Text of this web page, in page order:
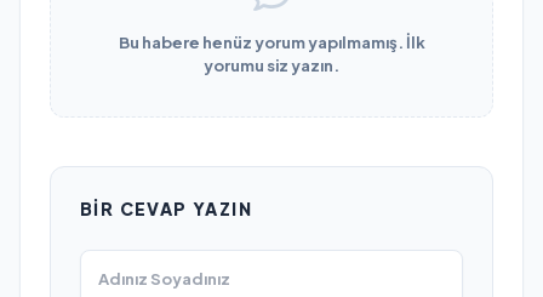
Bu habere henüz yorum yapılmamış. İlk
yorumu siz yazın.
BIR CEVAP YAZIN